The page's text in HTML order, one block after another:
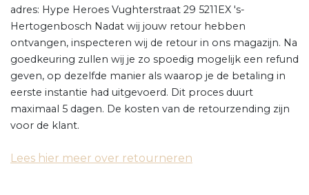
adres: Hype Heroes Vughterstraat 29 5211EX 's-
Hertogenbosch Nadat wij jouw retour hebben
ontvangen, inspecteren wij de retour in ons magazijn. Na
goedkeuring zullen wij je zo spoedig mogelijk een refund
geven, op dezelfde manier als waarop je de betaling in
eerste instantie had uitgevoerd. Dit proces duurt
maximaal 5 dagen. De kosten van de retourzending zijn
voor de klant.
Lees hier meer over retourneren